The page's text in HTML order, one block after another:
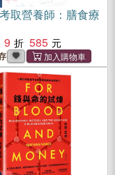
取營養師：膳食療
9
585